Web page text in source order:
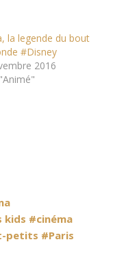
la legende du bout
#Disney
2016
kids #cinéma
petits #Paris